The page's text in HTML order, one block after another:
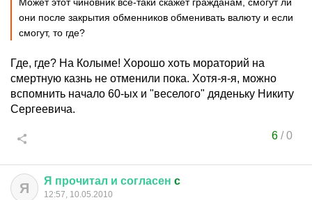
они после закрытия обменников обменивать валюту и если
смогут, то где?
Где, где? На Колыме! Хорошо хоть мораторий на
смертную казнь не отменили пока. Хотя-я-я, можно
вспомнить начало 60-ых и "веселого" дяденьку Никиту
Сергеевича.
6/0
Я Я прочитал и согласен c
12:57, 10.05.2010